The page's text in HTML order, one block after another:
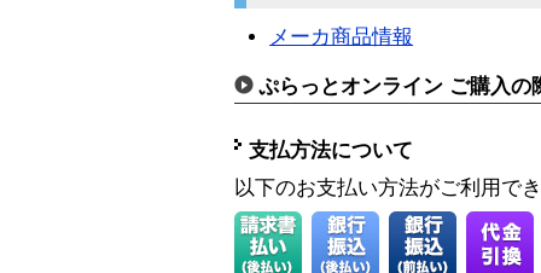
メーカ商品情報
ぷらっとオンライン ご購入の
支払方法について
以下のお支払い方法がご利用で